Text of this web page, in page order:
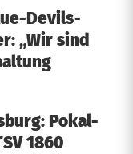
Devils-
„Wir sind
Pokal-
1860